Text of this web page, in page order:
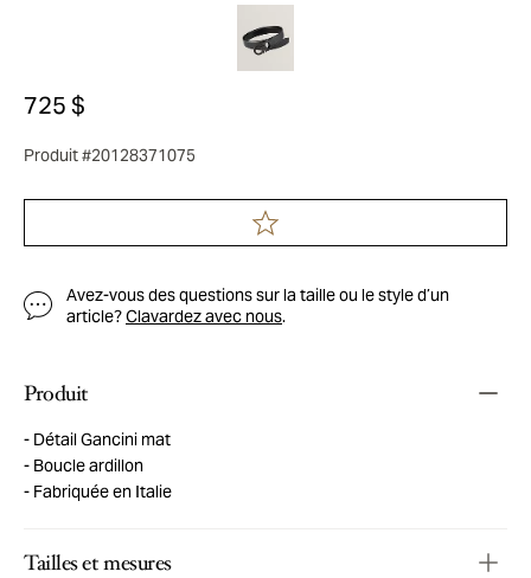
725 $
Produit #20128371075
Avez-vous des questions sur la taille ou le style d’un
article?Clavardez avec nous.
Produit
Détail Gancini mat
Boucle ardillon
Fabriquée en Italie
Tailles et mesures